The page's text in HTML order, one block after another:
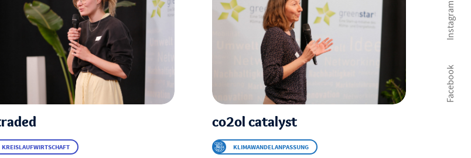
Facebook
Instagram
KREISLAUFWIRTSCHAFT
co2ol catalyst
KLIMAWANDELANPASSUNG